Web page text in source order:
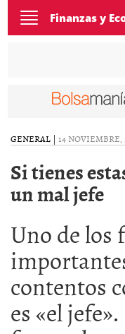
Toggle
navigation
Finanzas y
GENERAL | 14 NOVIEMBRE,
Si tienes
un mal jefe
Uno de los
contentos
es «el